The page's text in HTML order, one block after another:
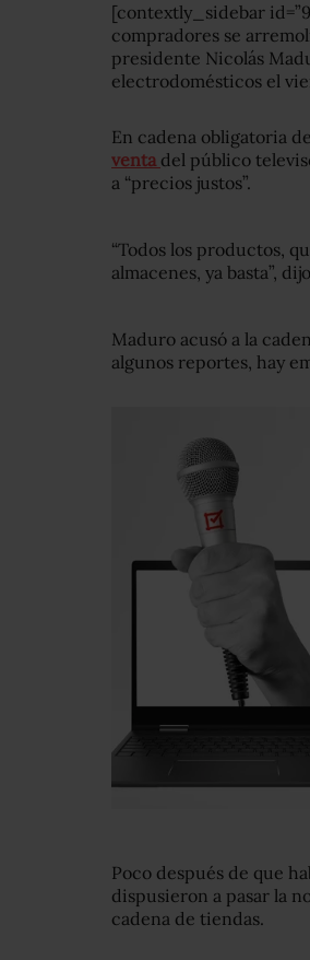
[contextly_sidebar
compradores se
presidente Nicolás
electrodomésticos el
En cadena obligatoria
venta del público
a “precios justos”.
“Todos los productos,
almacenes, ya basta”,
Maduro acusó a la
algunos reportes, hay
Poco después de que
dispusieron a pasar la
cadena de tiendas.